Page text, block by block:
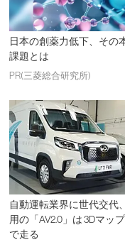
日本の創薬力低下、その
課題とは
PR(三菱総合研究所)
自動運転業界に世代交代
用の「AV2.0」は 3Dマッ
で走る